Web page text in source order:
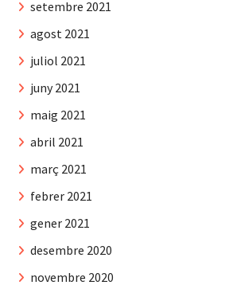
setembre 2021
agost 2021
juliol 2021
juny 2021
maig 2021
abril 2021
març 2021
febrer 2021
gener 2021
desembre 2020
novembre 2020